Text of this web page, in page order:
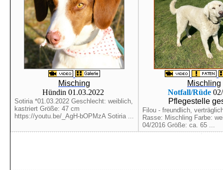
Misching
Hündin 01.03.2022
Sotiria *01.03.2022 Geschlecht: weiblich,
kastriert Größe: 47 cm
https://youtu.be/_AgH-bOPMzA Sotiria ...
Mischling
Notfall/Rüde
Pflegestelle
Filou - freundlich,
Rasse: Mischling Farbe:
04/2016 Größe: ca. 65 ...